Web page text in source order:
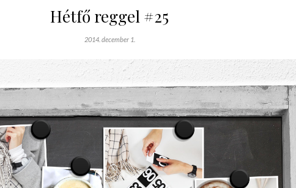
Hétfő reggel #25
2014. december 1.